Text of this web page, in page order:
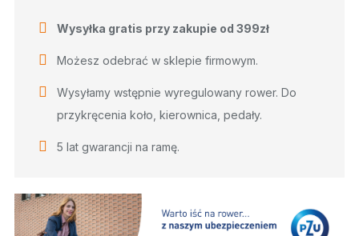
Wysyłka gratis przy zakupie od 399zł
Możesz odebrać w sklepie firmowym.
Wysyłamy wstępnie wyregulowany rower. Do
przykręcenia koło, kierownica, pedały.
5 lat gwarancji na ramę.